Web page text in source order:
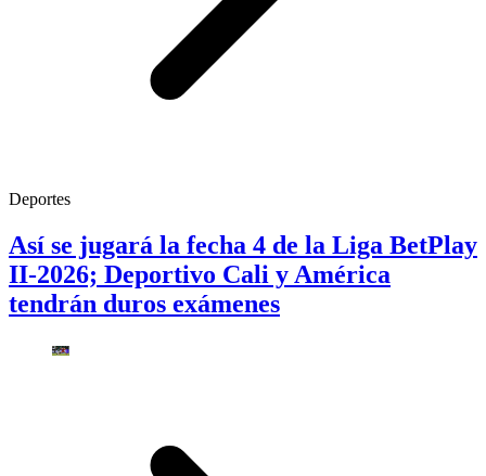
Deportes
Así se jugará la fecha 4 de la Liga BetPlay
II-2026; Deportivo Cali y América
tendrán duros exámenes